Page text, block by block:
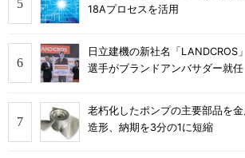
18Aプロセスを活用
日立建機の新社名「LANDCROS
選手がブランドアンバサダー就任
老朽化したポンプの主要部品を
造形、納期を3分の1に短縮